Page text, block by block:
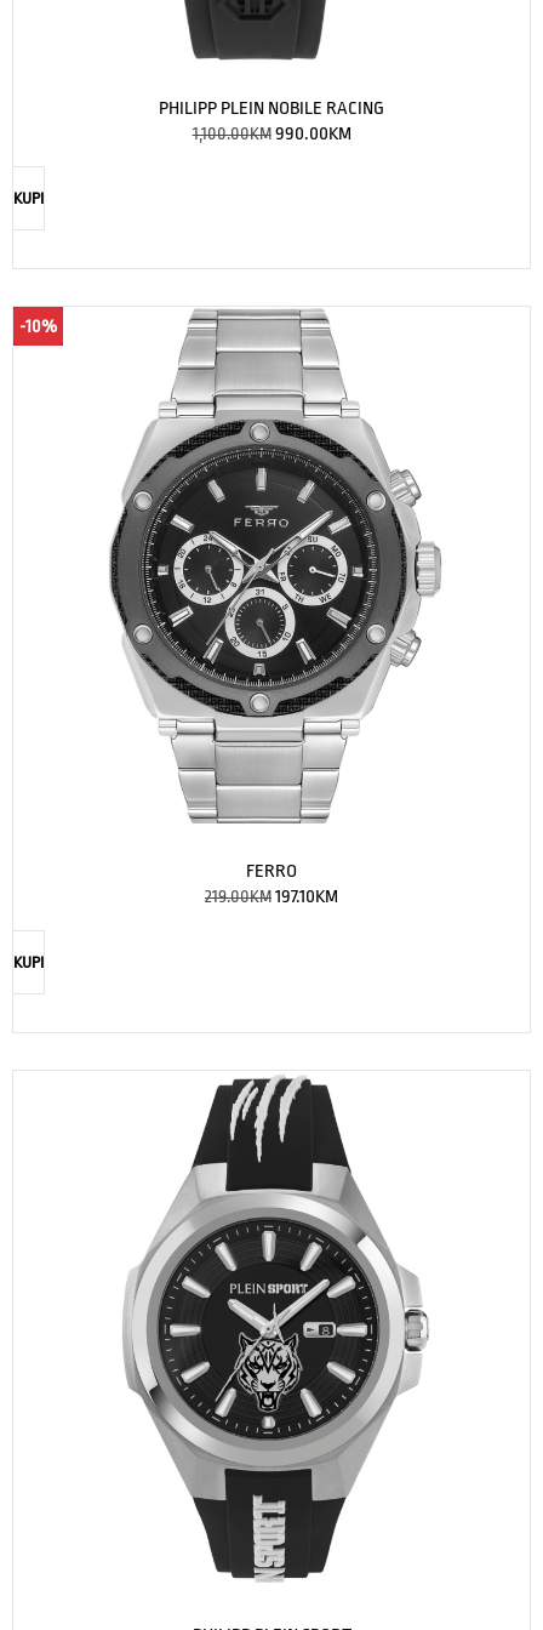
PHILIPP PLEIN NOBILE RACING
1,100.00KM 990.00KM
KUPI
-10%
FERRO
219.00KM197.10KM
KUPI